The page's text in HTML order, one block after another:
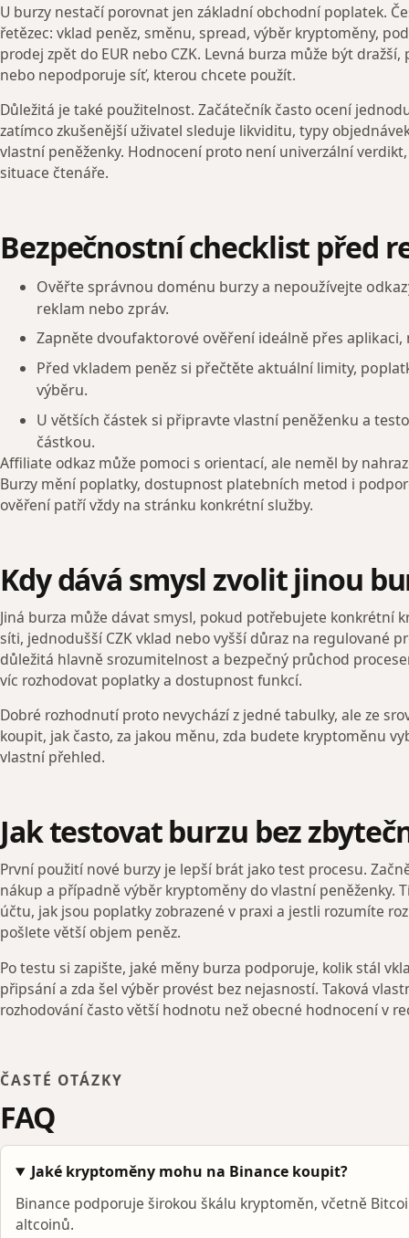
U burzy nestačí porovnat jen základní obchodní poplatek.
řetězec: vklad peněz, směnu, spread, výběr kryptoměny,
prodej zpět do EUR nebo CZK. Levná burza může být
nebo nepodporuje síť, kterou chcete použít.
Důležitá je také použitelnost. Začátečník často ocení
zatímco zkušenější uživatel sleduje likviditu, typy
vlastní peněženky. Hodnocení proto není univerzální
situace čtenáře.
Bezpečnostní checklist před
Ověřte správnou doménu burzy a nepoužívejte
reklam nebo zpráv.
Zapněte dvoufaktorové ověření ideálně přes aplikaci,
Před vkladem peněz si přečtěte aktuální limity,
výběru.
U větších částek si připravte vlastní peněženku a
částkou.
Affiliate odkaz může pomoci s orientací, ale neměl by
Burzy mění poplatky, dostupnost platebních metod i
ověření patří vždy na stránku konkrétní služby.
Kdy dává smysl zvolit jinou
Jiná burza může dávat smysl, pokud potřebujete konkrétní
síti, jednodušší CZK vklad nebo vyšší důraz na regulované
důležitá hlavně srozumitelnost a bezpečný průchod
víc rozhodovat poplatky a dostupnost funkcí.
Dobré rozhodnutí proto nevychází z jedné tabulky, ale ze
koupit, jak často, za jakou měnu, zda budete kryptoměnu
vlastní přehled.
Jak testovat burzu bez
První použití nové burzy je lepší brát jako test procesu.
nákup a případně výběr kryptoměny do vlastní peněženky.
účtu, jak jsou poplatky zobrazené v praxi a jestli rozumíte
pošlete větší objem peněz.
Po testu si zapište, jaké měny burza podporuje, kolik stál
připsání a zda šel výběr provést bez nejasností. Taková
rozhodování často větší hodnotu než obecné hodnocení v
ČASTÉ OTÁZKY
FAQ
Jaké kryptoměny mohu na Binance koupit?
Binance podporuje širokou škálu kryptoměn, včetně
altcoinů.